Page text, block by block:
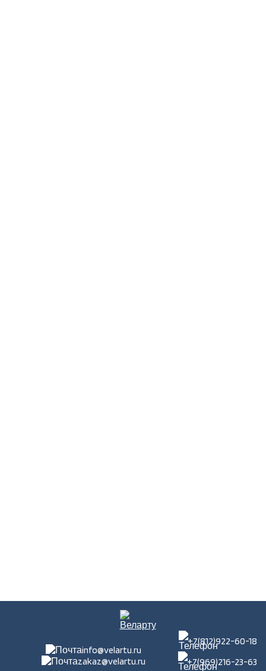
info@velartu.ru
zakaz@velartu.ru
+7(812)922-60-18
+7(969)216-23-63